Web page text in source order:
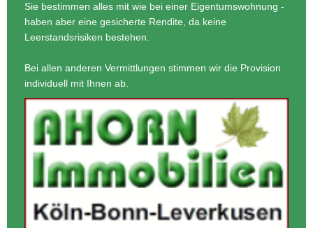
Sie bestimmen alles mit wie bei einer Eigentumswohnung -
haben aber eine gesicherte Rendite, da keine
Leerstandsrisiken bestehen.
Bei allen anderen Vermittlungen stimmen wir die Provision
individuell mit Ihnen ab.